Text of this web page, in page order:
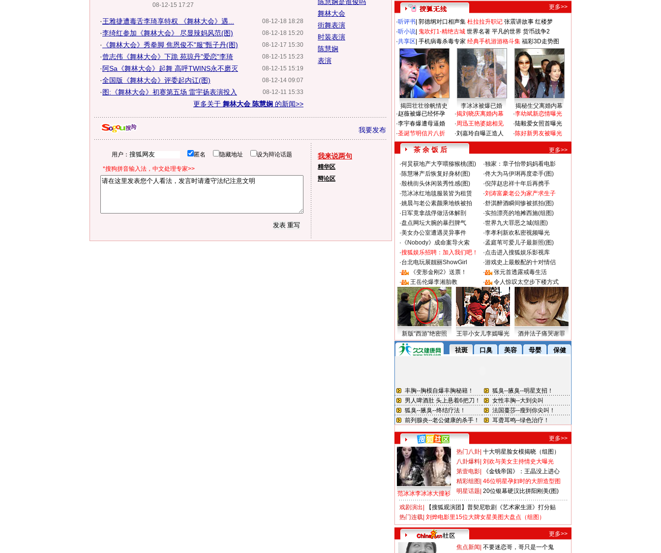
08-12-15 17:27
08-12-18 18:28
·王雅捷遭毒舌李琦享特权 《舞林大会》遇...
08-12-18 15:20
·李绮红参加《舞林大会》 尽显辣妈风范(图)
08-12-17 15:30
· 《舞林大会》秀拳脚 焦恩俊不"服"甄子丹(图)
08-12-15 15:23
·曾志伟《舞林大会》下跪 苑琼丹"爱恋"李琦
08-12-15 15:19
· 阿Sa《舞林大会》起舞 高呼TWINS永不磨灭
08-12-14 09:07
·全国版《舞林大会》评委起内讧(图)
08-12-11 15:33
·图:《舞林大会》初赛第五场 雷宇扬表演投入
更多关于 舞林大会 陈慧娴 的新闻>>
舞林大会
街舞表演
时装表演
陈慧娴
表演
我要发布
用户： 匿名 隐藏地址 设为辩论话题
*搜狗拼音输入法，中文处理专家>>
我来说两句
精华区
辩论区
更多>>
·听评书 郭德纲对口相声集 杜拉拉升职记 张震讲故事 红楼梦
·听小说 鬼吹灯1-精绝古城 世界名著 平凡的世界 货币战争2
·共享区 手机病毒杀毒专家 经典手机游游格斗集 福彩3D走势图
揭田壮壮徐帆情史 李冰冰被爆已婚
揭秘生父离婚内幕
·赵薇被爆已经怀孕
·李宇春爆遭母逼婚
·圣诞节明信片八折
·揭刘晓庆离婚内幕
·周迅王艳婆媳相见
·刘嘉玲自曝正造人
·李幼斌新恋情曝光
·陆毅爱女照首曝光
·陈好新男友被曝光
茶 余 饭 后
更多>>
·何炅获地产大亨喂猕猴桃(图) ·独家：章子怡带妈妈看电影
·陈慧琳产后恢复好身材(图) ·佟大为马伊琍再度牵手(图)
·殷桃街头休闲装秀性感(图) ·倪萍赵忠祥十年后再携手
·范冰冰红地毯服装皆为租赁 ·刘涛富豪老公为家产求生子
·姚晨与老公素颜乘地铁被拍 ·舒淇醉酒瞬间惨被抓拍(图)
· 日军竟拿战俘做活体解剖 ·实拍漂亮的地摊西施(组图)
·盘点网坛大腕的暴烈脾气 ·世界九大罪恶之城(组图)
·美女办公室遭遇灵异事件 ·李孝利新欢私密视频曝光
· 《Nobody》成命案导火索 ·孟庭苇可爱儿子最新照(图)
·搜狐娱乐招聘：加入我们吧！ ·点击进入搜狐娱乐影视库
·台北电玩展靓丽ShowGirl ·游戏史上最般配的十对情侣
·
《变形金刚2》送票！ ·
张元首透露戒毒生活
·
王岳伦爆李湘胎教 · 令人惊叹太空步下楼方式
新版“西游”绝密照 王菲小女儿李嫣曝光 酒井法子痛哭谢罪
更多>>
范冰冰李冰冰大撞衫
热门八卦 十大明星脸女模揭晓（组图）
八卦爆料 刘欢与美女主持情史大曝光
第壹电影
《金钱帝国》：王晶没上进心
精彩组图 46位明星孕妇时的大胆造型图
明星话题 20位银幕硬汉比拼阳刚美(图)
戏剧演出
【搜狐观演团】普契尼歌剧《艺术家生涯》打分贴
热门连载 刘烨电影里15位大牌女星美图大盘点（组图）
更多>>
焦点新闻 不要迷恋哥，哥只是一个鬼